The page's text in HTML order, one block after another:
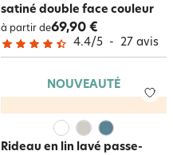
satiné double face couleur
à partir de69,90 €
4.4/5 - 27 avis
NOUVEAUTÉ
Rideau en lin lavé passe-